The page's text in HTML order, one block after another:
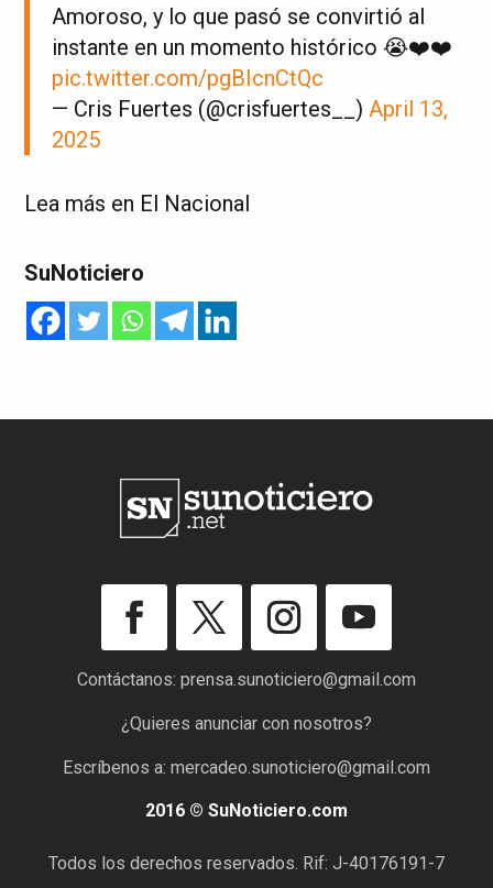
Amoroso, y lo que pasó se convirtió al
instante en un momento histórico 😭❤️❤️
pic.twitter.com/pgBIcnCtQc
— Cris Fuertes (@crisfuertes__) April 13,
2025
Lea más en El Nacional
SuNoticiero
Contáctanos: prensa.sunoticiero@gmail.com
¿Quieres anunciar con nosotros?
Escríbenos a: mercadeo.sunoticiero@gmail.com
2016 © SuNoticiero.com
Todos los derechos reservados. Rif: J-40176191-7